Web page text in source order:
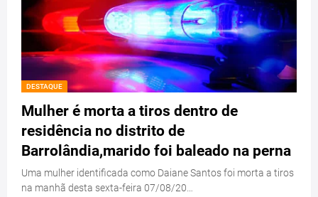
DESTAQUE
Mulher é morta a tiros dentro de
residência no distrito de
Barrolândia,marido foi baleado na perna
Uma mulher identificada como Daiane Santos foi morta a tiros
na manhã desta sexta-feira 07/08/20…